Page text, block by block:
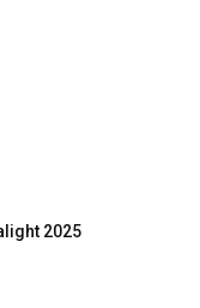
2025